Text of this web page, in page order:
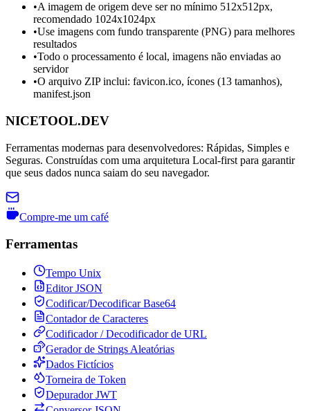
•A imagem de origem deve ser no mínimo 512x512px,
recomendado 1024x1024px
•Use imagens com fundo transparente (PNG) para melhores
resultados
•Todo o processamento é local, imagens não enviadas ao
servidor
•O arquivo ZIP inclui: favicon.ico, ícones (13 tamanhos),
manifest.json
NICETOOL.DEV
Ferramentas modernas para desenvolvedores: Rápidas, Simples e
Seguras. Construídas com uma arquitetura Local-first para garantir
que seus dados nunca saiam do seu navegador.
Compre-me um café
Ferramentas
Tempo Unix
Editor JSON
Codificar/Decodificar Base64
Contador de Caracteres
Codificador / Decodificador de URL
Gerador de Strings Aleatórias
Dados Fictícios
Torneira de Token
Depurador JWT